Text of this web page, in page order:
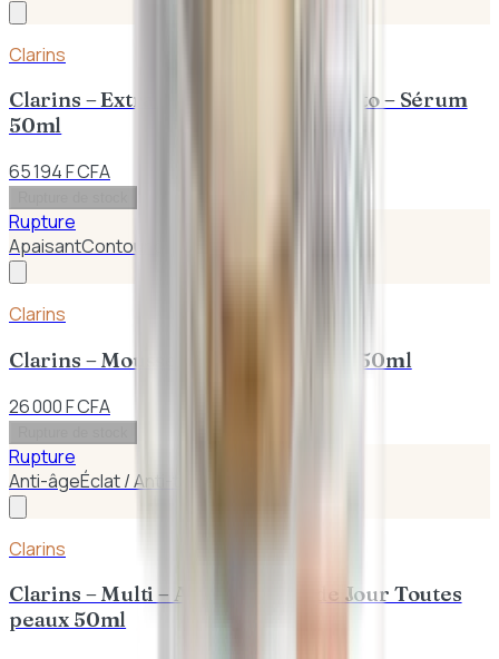
Clarins
Clarins – Extra – Raffermissant Phyto – Sérum
50ml
65 194 F CFA
Rupture
ApaisantContour des Yeux
Clarins
Clarins – Mousse Nettoyante Éclat 150ml
26 000 F CFA
Rupture
Anti-âgeÉclat / Anti-taches
Clarins
Clarins – Multi – Active Crème de Jour Toutes
peaux 50ml